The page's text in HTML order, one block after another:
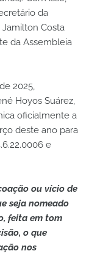
da
Jamilton Costa
da Assembleia
2025,
Hoyos Suárez,
oficialmente a
deste ano para
e
ou vício de
seja nomeado
feita em tom
o que
nos